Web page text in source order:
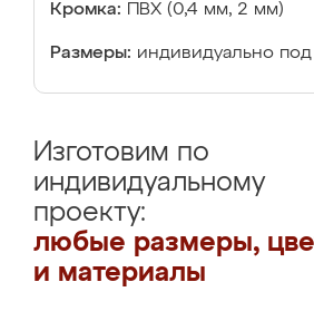
Кромка: ПВХ (0,4 мм, 2 мм)
Размеры: индивидуально под
Изготовим по
индивидуальному
проекту:
любые размеры,
и материалы